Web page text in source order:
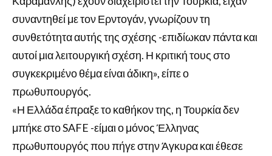
συναντηθεί με τον Ερντογάν, γνωρίζουν τη
συνθετότητα αυτής της σχέσης -επιδίωκαν πάντα και
αυτοί μια λειτουργική σχέση. Η κριτική τους στο
συγκεκριμένο θέμα είναι άδικη», είπε ο
πρωθυπουργός.
«Η Ελλάδα έπραξε το καθήκον της, η Τουρκία δεν
μπήκε στο SAFE -είμαι ο μόνος Έλληνας
πρωθυπουργός που πήγε στην Άγκυρα και έθεσε